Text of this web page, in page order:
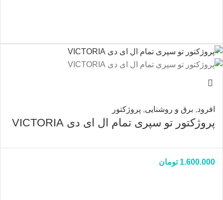
افرود, برق و روشنایی, پروژکتور
پروژکتور تو سپری تمام ال ای دی VICTORIA
1.600.000 تومان